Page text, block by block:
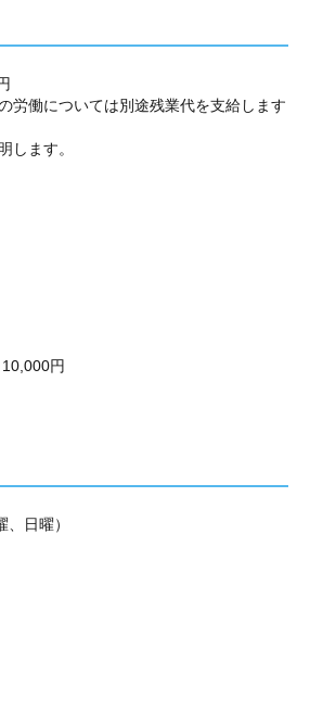
労働については別途残業代を支給します
します。
円
日曜）